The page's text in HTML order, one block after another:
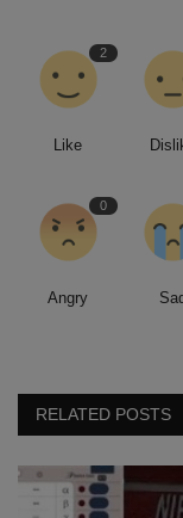
2
Like
0
Angry Sad
RELATED POSTS